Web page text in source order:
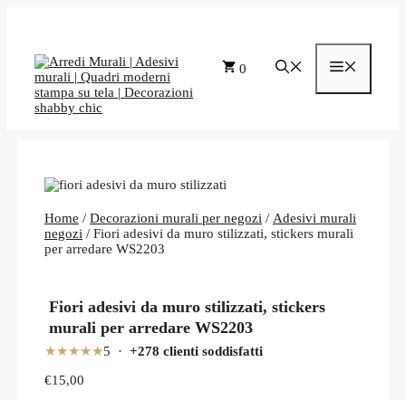
0
Home / Decorazioni murali per negozi / Adesivi murali
negozi / Fiori adesivi da muro stilizzati, stickers murali
per arredare WS2203
Fiori adesivi da muro stilizzati, stickers
murali per arredare WS2203
★★★★★5 · +278 clienti soddisfatti
€15,00